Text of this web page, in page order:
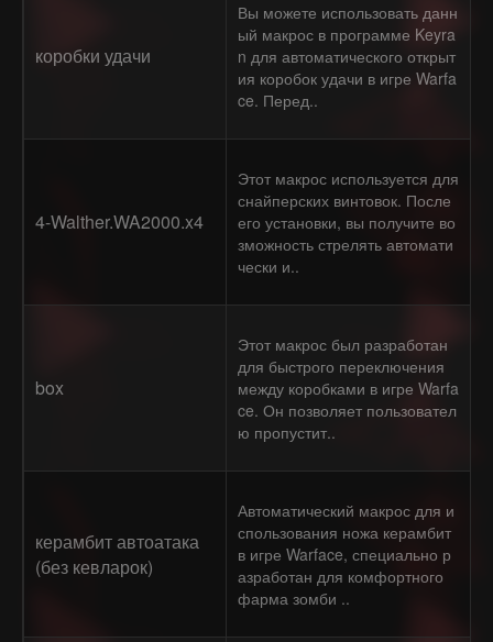
коробки удачи
Вы можете использовать данн
ый макрос в программе Keyra
n для автоматического открыт
ия коробок удачи в игре Warfa
ce. Перед..
4-Walther.WA2000.x4
Этот макрос используется для
снайперских винтовок. После
его установки, вы получите во
зможность стрелять автомати
чески и..
box
Этот макрос был разработан
для быстрого переключения
между коробками в игре Warfa
ce. Он позволяет пользовател
ю пропустит..
керамбит автоатака
(без кевларок)
Автоматический макрос для и
спользования ножа керамбит
в игре Warface, специально р
азработан для комфортного
фарма зомби ..